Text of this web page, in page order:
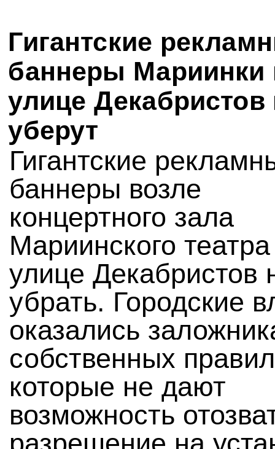
Гигантские
баннеры Мариинки
улице Декабристов
уберут
Гигантские
баннеры возле
концертного зала
Мариинского
улице Декабристов
убрать. Городские
оказались
собственных
которые не дают
возможность